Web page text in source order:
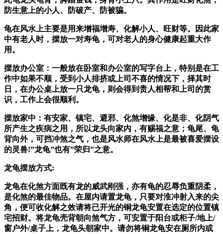
防生意上的小人、防破产、防被骗。
龟在风水上主要是用来增福增寿、化解小人、旺财等。因此家
中有老人时，摆放一对寿龟，可对老人的身心健康起重大作
用。
摆放办公室：一般放在卧室和办公室的写字台上，特别是在工
作中如果不顺，受到小人排挤或上司不喜的情况下，择其时
日，在办公桌上放一只龙龟，则会得到贵人相帮和上司的赏
识，工作上会很顺利。
摆放家中：有安家、镇宅、避邪、化煞增缘、化是非、化阴气
所产生之疾病之用，所以龙头向家内，有赐福之意；龟尾、龟
背向外，可挡冲煞之气，也是风水师在风水上是最被喜爱摆设
的灵兽!”龙龟”也有”荣归”之意。
龙龟摆放方式:
龙龟在化煞方面既有龙的威武刚强，亦有龟的忍辱负重阴柔，
是化煞的最佳物品。在屋内请置龙龟，只要对淮冲射入来的尖
角，便可收化解之效请将已开光的铜龙龟安置在选定的位置镇
宅招财。将龙龟壳背朝向煞气方，可安置于阳台或柜子/地上/
窗户外/桌子上，龙龟头朝家中。请勿将铜龙龟安在厕所内或